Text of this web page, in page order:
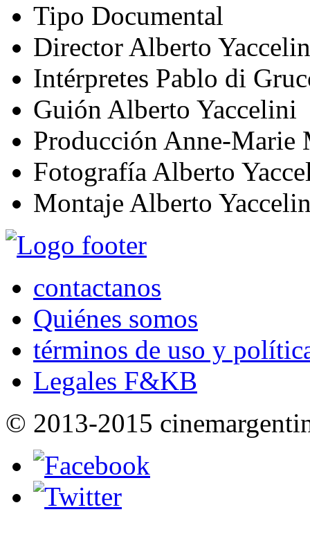
Tipo Documental
Director Alberto
Intérpretes Pablo di
Guión Alberto Yaccelini
Producción Anne-Marie
Fotografía Alberto
Montaje Alberto
contactanos
Quiénes somos
términos de uso y
Legales F&KB
© 2013-2015